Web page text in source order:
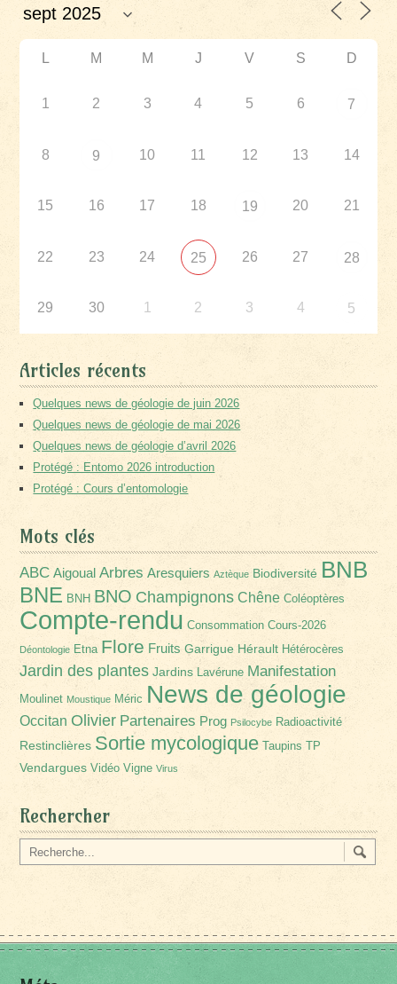
L M M J V S D
1 2 3 4 5 6 7
8 9 10 11 12 13 14
15 16 17 18 19 20 21
22 23 24 25 26 27 28
29 30 1 2 3 4 5
Articles récents
Quelques news de géologie de juin 2026
Quelques news de géologie de mai 2026
Quelques news de géologie d’avril 2026
Protégé : Entomo 2026 introduction
Protégé : Cours d’entomologie
Mots clés
ABC Aigoual Arbres Aresquiers Aztèque Biodiversité BNB
BNE BNH BNO Champignons Chêne Coléoptères
Compte-rendu Consommation Cours-2026
Déontologie Etna Flore Fruits Garrigue Hérault Hétérocères
Jardin des plantes Jardins Lavérune Manifestation
Moulinet Moustique Méric News de géologie
Occitan Olivier Partenaires Prog Psilocybe Radioactivité
Restinclières Sortie mycologique Taupins TP
Vendargues Vidéo Vigne Virus
Rechercher